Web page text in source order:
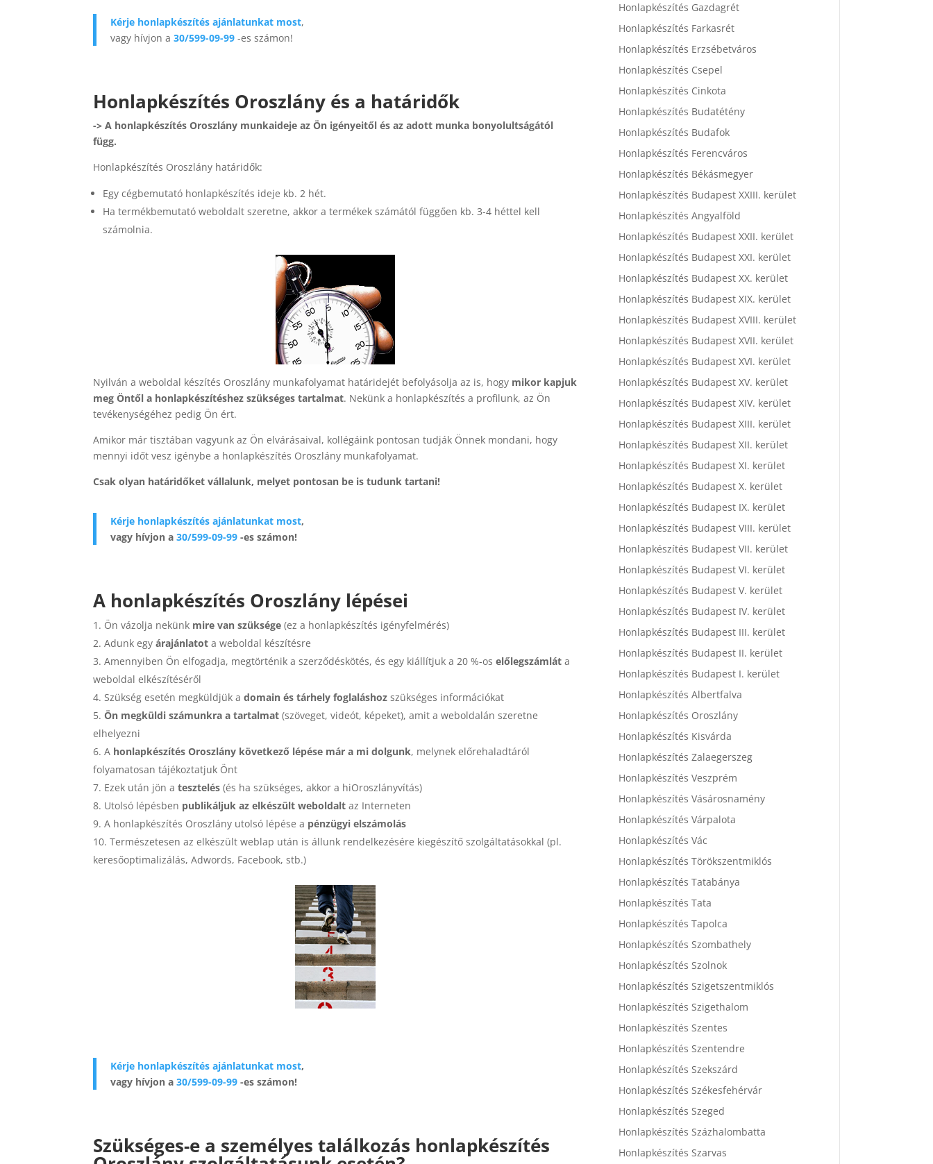
Kérje honlapkészítés ajánlatunkat most,
vagy hívjon a30/599-09-99 -es számon!
Honlapkészítés Oroszlány és a határidők
-> A honlapkészítés Oroszlány munkaideje az Ön igényeitől és az adott munka bonyolultságától
függ.
Honlapkészítés Oroszlány határidők:
Egy cégbemutató honlapkészítés ideje kb. 2 hét.
Ha termékbemutató weboldalt szeretne, akkor a termékek számától függően kb. 3-4 héttel kell
számolnia.
Nyilván a weboldal készítés Oroszlány munkafolyamat határidejét befolyásolja az is, hogy mikor kapjuk
meg Öntől a honlapkészítéshez szükséges tartalmat. Nekünk a honlapkészítés a profilunk, az Ön
tevékenységéhez pedig Ön ért.
Amikor már tisztában vagyunk az Ön elvárásaival, kollégáink pontosan tudják Önnek mondani, hogy
mennyi időt vesz igénybe a honlapkészítés Oroszlány munkafolyamat.
Csak olyan határidőket vállalunk, melyet pontosan be is tudunk tartani!
Kérje honlapkészítés ajánlatunkat most,
vagy hívjon a30/599-09-99 -es számon!
A honlapkészítés Oroszlány lépései
Ön vázolja nekünk mire van szüksége (ez a honlapkészítés igényfelmérés)
Adunk egyárajánlatot a weboldal készítésre
Amennyiben Ön elfogadja, megtörténik a szerződéskötés, és egy kiállítjuk a 20 %-oselőlegszámlát a
weboldal elkészítéséről
Szükség esetén megküldjük adomain és tárhely foglaláshoz szükséges információkat
Ön megküldi számunkra a tartalmat (szöveget, videót, képeket), amit a weboldalán szeretne
elhelyezni
A honlapkészítés Oroszlány következő lépése már a mi dolgunk, melynek előrehaladtáról
folyamatosan tájékoztatjuk Önt
Ezek után jön atesztelés (és ha szükséges, akkor a hiOroszlányvítás)
Utolsó lépésben publikáljuk az elkészült weboldalt az Interneten
A honlapkészítés Oroszlány utolsó lépése a pénzügyi elszámolás
Természetesen az elkészült weblap után is állunk rendelkezésére kiegészítő szolgáltatásokkal (pl.
keresőoptimalizálás, Adwords, Facebook, stb.)
Kérje honlapkészítés ajánlatunkat most,
vagy hívjon a30/599-09-99 -es számon!
Szükséges-e a személyes találkozás honlapkészítés
Honlapkészítés Gazdagrét
Honlapkészítés Farkasrét
Honlapkészítés Erzsébetváros
Honlapkészítés Csepel
Honlapkészítés Cinkota
Honlapkészítés Budatétény
Honlapkészítés Budafok
Honlapkészítés Ferencváros
Honlapkészítés Békásmegyer
Honlapkészítés Budapest XXIII. kerület
Honlapkészítés Angyalföld
Honlapkészítés Budapest XXII. kerület
Honlapkészítés Budapest XXI. kerület
Honlapkészítés Budapest XX. kerület
Honlapkészítés Budapest XIX. kerület
Honlapkészítés Budapest XVIII. kerület
Honlapkészítés Budapest XVII. kerület
Honlapkészítés Budapest XVI. kerület
Honlapkészítés Budapest XV. kerület
Honlapkészítés Budapest XIV. kerület
Honlapkészítés Budapest XIII. kerület
Honlapkészítés Budapest XII. kerület
Honlapkészítés Budapest XI. kerület
Honlapkészítés Budapest X. kerület
Honlapkészítés Budapest IX. kerület
Honlapkészítés Budapest VIII. kerület
Honlapkészítés Budapest VII. kerület
Honlapkészítés Budapest VI. kerület
Honlapkészítés Budapest V. kerület
Honlapkészítés Budapest IV. kerület
Honlapkészítés Budapest III. kerület
Honlapkészítés Budapest II. kerület
Honlapkészítés Budapest I. kerület
Honlapkészítés Albertfalva
Honlapkészítés Oroszlány
Honlapkészítés Kisvárda
Honlapkészítés Zalaegerszeg
Honlapkészítés Veszprém
Honlapkészítés Vásárosnamény
Honlapkészítés Várpalota
Honlapkészítés Vác
Honlapkészítés Törökszentmiklós
Honlapkészítés Tatabánya
Honlapkészítés Tata
Honlapkészítés Tapolca
Honlapkészítés Szombathely
Honlapkészítés Szolnok
Honlapkészítés Szigetszentmiklós
Honlapkészítés Szigethalom
Honlapkészítés Szentes
Honlapkészítés Szentendre
Honlapkészítés Szekszárd
Honlapkészítés Székesfehérvár
Honlapkészítés Szeged
Honlapkészítés Százhalombatta
Honlapkészítés Szarvas